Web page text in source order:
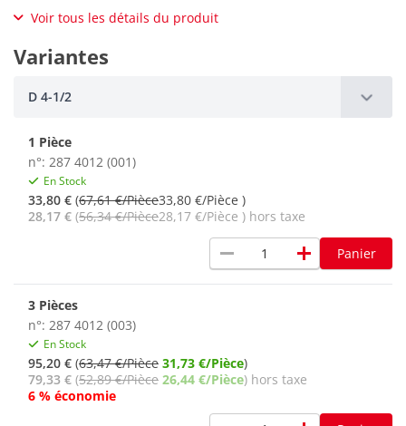
Voir tous les détails du produit
Variantes
D 4-1/2
1 Pièce
n°: 287 4012 (001)
En Stock
33,80 € (67,61 €/Pièce33,80 €/Pièce )
28,17 € (56,34 €/Pièce28,17 €/Pièce ) hors taxe
remove add Panier
3 Pièces
n°: 287 4012 (003)
En Stock
95,20 € (63,47 €/Pièce 31,73 €/Pièce)
79,33 € (52,89 €/Pièce 26,44 €/Pièce) hors taxe
6 % économie